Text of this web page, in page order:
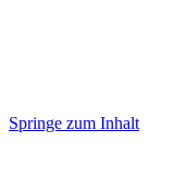
Springe zum Inhalt